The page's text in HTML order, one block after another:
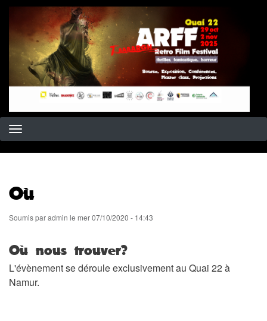
Aller
au
contenu
principal
Où
Soumis paradmin le mer 07/10/2020 - 14:43
Où nous trouver?
L'évènement se déroule exclusivement au Quai 22 à
Namur.